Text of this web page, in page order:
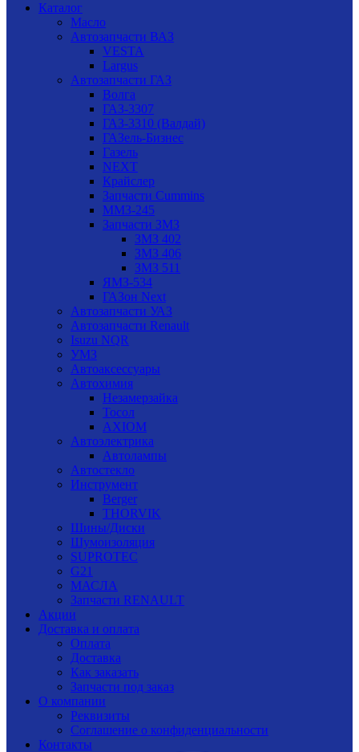
Каталог
Масло
Автозапчасти ВАЗ
VESTA
Largus
Автозапчасти ГАЗ
Волга
ГАЗ-3307
ГАЗ-3310 (Валдай)
ГАЗель-Бизнес
Газель
NEXT
Крайслер
Запчасти Cummins
ММЗ-245
Запчасти ЗМЗ
ЗМЗ 402
ЗМЗ 406
ЗМЗ 511
ЯМЗ-534
ГАЗон Next
Автозапчасти УАЗ
Автозапчасти Renault
Isuzu NQR
УМЗ
Автоаксессуары
Автохимия
Незамерзайка
Тосол
AXIOM
Автоэлектрика
Автолампы
Автостекло
Инструмент
Berger
THORVIK
Шины/Диски
Шумоизоляция
SUPROTEC
G21
МАСЛА
Запчасти RENAULT
Акции
Доставка и оплата
Оплата
Доставка
Как заказать
Запчасти под заказ
О компании
Реквизиты
Соглашение о конфиденциальности
Контакты